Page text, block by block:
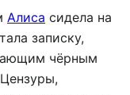
Алиса сидела на
записку,
чёрным